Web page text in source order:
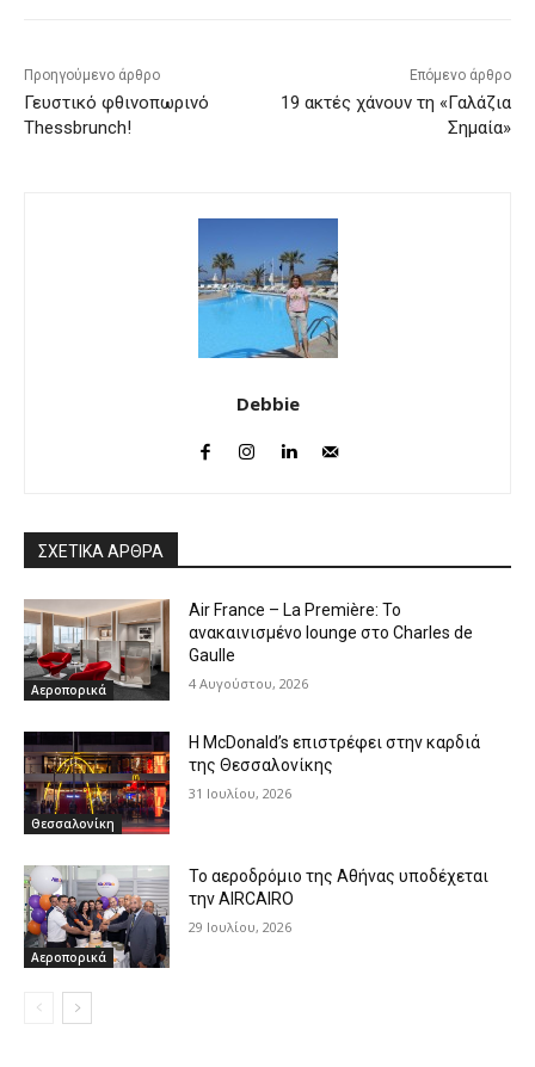
Προηγούμενο άρθρο
Γευστικό φθινοπωρινό
Thessbrunch!
Επόμενο άρθρο
19 ακτές χάνουν τη «Γαλάζια
Σημαία»
Debbie
ΣΧΕΤΙΚΑ ΑΡΘΡΑ
Αεροπορικά
Air France – La Première: Το
ανακαινισμένο lounge στο Charles de
Gaulle
4 Αυγούστου, 2026
Θεσσαλονίκη
Η McDonald’s επιστρέφει στην καρδιά
της Θεσσαλονίκης
31 Ιουλίου, 2026
Αεροπορικά
Το αεροδρόμιο της Αθήνας υποδέχεται
την AIRCAIRO
29 Ιουλίου, 2026